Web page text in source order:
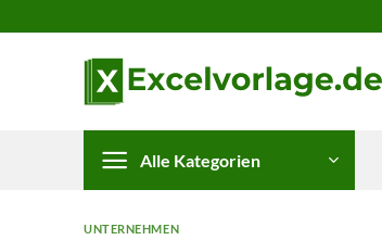
Inhalt
Alle Kategorien
UNTERNEHMEN